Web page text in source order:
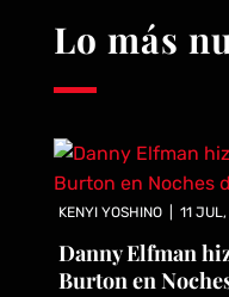
Lo más
KENYI YOSHINO 11
Danny Elfman
Burton en